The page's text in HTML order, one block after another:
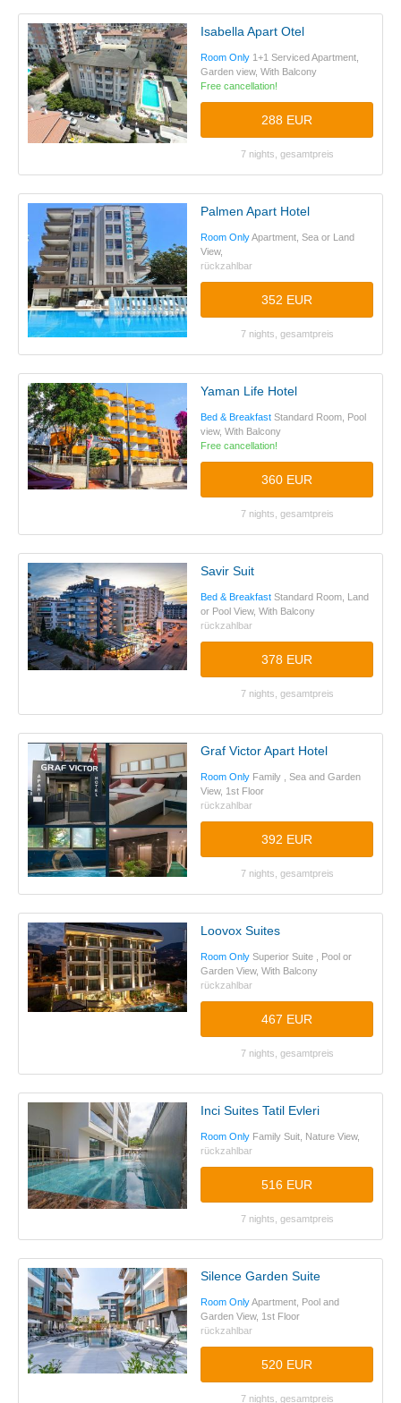
Isabella Apart Otel
Room Only 1+1 Serviced Apartment,
Garden view, With Balcony
Free cancellation!
288 EUR
7 nights, gesamtpreis
Palmen Apart Hotel
Room OnlyApartment, Sea or Land
View,
rückzahlbar
352 EUR
7 nights, gesamtpreis
Yaman Life Hotel
Bed & Breakfast Standard Room, Pool
view, With Balcony
Free cancellation!
360 EUR
7 nights, gesamtpreis
Savir Suit
Bed & Breakfast Standard Room, Land
or Pool View, With Balcony
rückzahlbar
378 EUR
7 nights, gesamtpreis
Graf Victor Apart Hotel
Room Only Family , Sea and Garden
View, 1st Floor
rückzahlbar
392 EUR
7 nights, gesamtpreis
Loovox Suites
Room Only Superior Suite , Pool or
Garden View, With Balcony
rückzahlbar
467 EUR
7 nights, gesamtpreis
Inci Suites Tatil Evleri
Room Only Family Suit, Nature View,
rückzahlbar
516 EUR
7 nights, gesamtpreis
Silence Garden Suite
Room OnlyApartment, Pool and
Garden View, 1st Floor
rückzahlbar
520 EUR
7 nights, gesamtpreis